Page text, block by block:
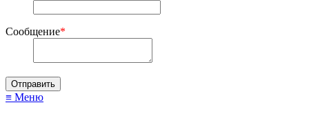
Сообщение*
≡ Меню